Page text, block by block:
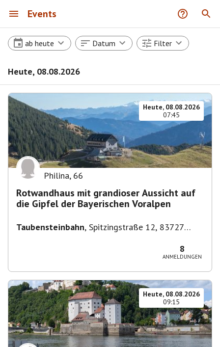
Events
ab heute Datum Filter
Heute, 08.08.2026
Heute, 08.08.2026
07:45
Philina, 66
Rotwandhaus mit grandioser Aussicht auf
die Gipfel der Bayerischen Voralpen
Taubensteinbahn, Spitzingstraße 12, 83727
8
ANMELDUNGEN
Heute, 08.08.2026
09:15